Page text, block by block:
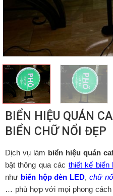
BIỂN HIỆU QUÁN
BIỂN CHỮ NỔI ĐẸP
Dịch vụ làm biển hiệu quán
bật thông qua các thiết kế biển
như biển hộp đèn LED, chữ
… phù hợp với mọi phong